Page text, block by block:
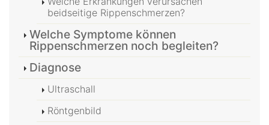
beidseitige Rippenschmerzen?
Welche Symptome können
Rippenschmerzen noch begleiten?
Diagnose
Ultraschall
Röntgenbild